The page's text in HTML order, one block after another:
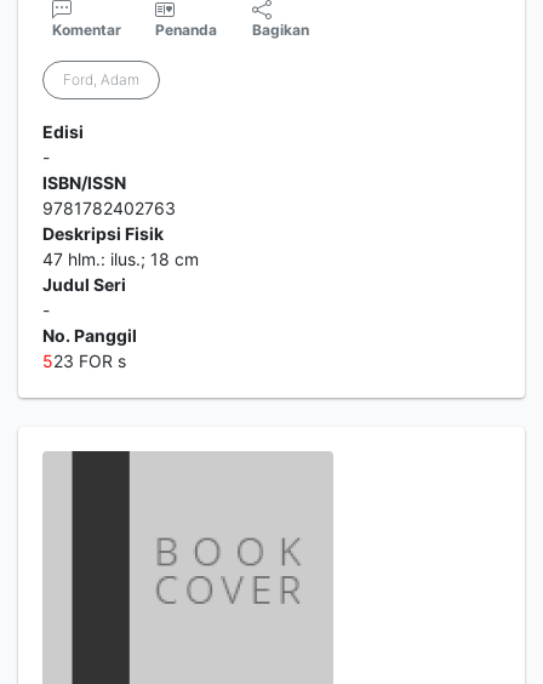
Komentar Penanda Bagikan
Ford, Adam
Edisi
-
ISBN/ISSN
9781782402763
Deskripsi Fisik
47 hlm.: ilus.; 18 cm
Judul Seri
-
No. Panggil
523 FOR s